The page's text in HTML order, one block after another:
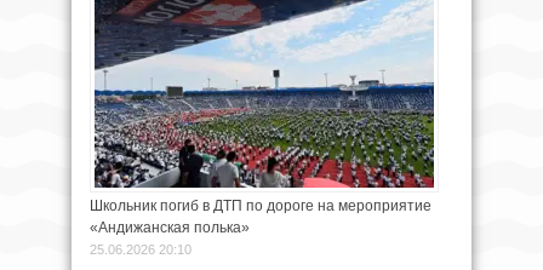
Школьник погиб в ДТП по дороге на мероприятие
«Андижанская полька»
25.06.2026 20:10